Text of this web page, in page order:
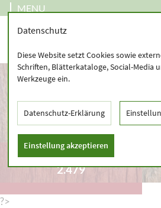
MENU
9.711.119.31 – – –
2.479
?>
Datenschutz
Diese Website setzt Cookies sowie
Schriften, Blätterkataloge, Social-Media
Werkzeuge ein.
Datenschutz-Erklärung
Einstellung akzeptieren